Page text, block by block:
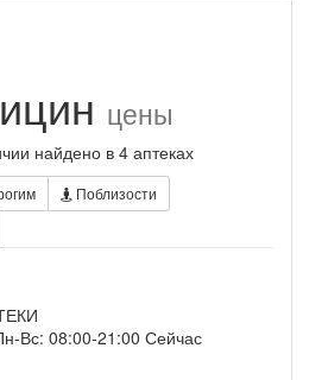
цены
найдено в 4 аптеках
Поблизости
Вс: 08:00-21:00 Сейчас